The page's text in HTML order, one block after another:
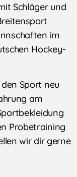
Schläger und
im
Hockey-
Sport neu
am
Probetraining
wir dir gerne